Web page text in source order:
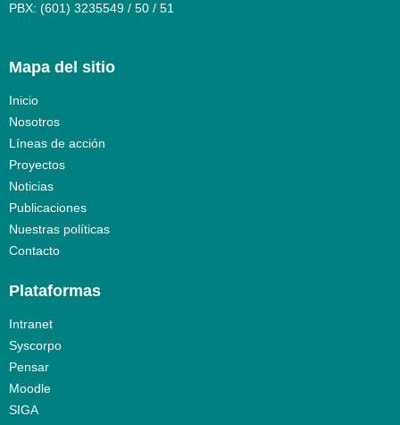
PBX: (601) 3235549 / 50 / 51
Mapa del sitio
Inicio
Nosotros
Líneas de acción
Proyectos
Noticias
Publicaciones
Nuestras políticas
Contacto
Plataformas
Intranet
Syscorpo
Pensar
Moodle
SIGA